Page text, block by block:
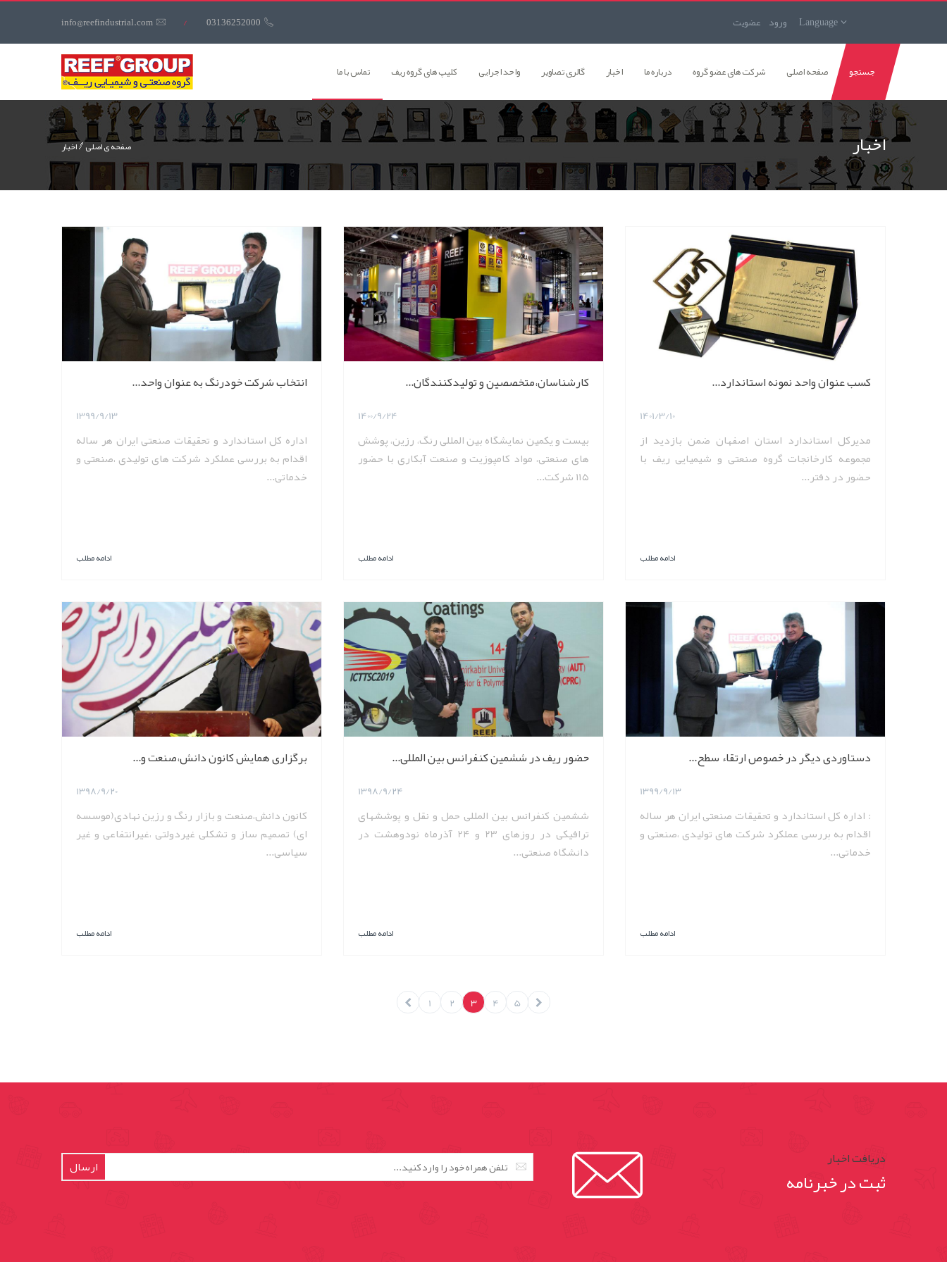
info@reefindustrial.com / 03136252000 عضويت ورود Language
منوی
کاربری
جستجو صفحه اصلی شرکت های عضو گروه درباره ما اخبار گالری تصاوير واحد اجرایی کلیپ های گروه ریف تماس با ما
صفحه ی اصلی اخبار اخبار
کسب عنوان واحد نمونه استاندارد...
1401/3/10
مدیرکل استاندارد استان اصفهان ضمن بازدید از
مجموعه کارخانجات گروه صنعتی و شیمیایی ریف با
حضور در دفتر...
ادامه مطلب
کارشناسان،متخصصین و تولیدکنندگان...
1400/9/24
بیست و یکمین نمایشگاه بین المللی رنگ، رزین، پوشش
های صنعتی، مواد کامپوزیت و صنعت آبکاری با حضور
۱۱۵ شرکت...
ادامه مطلب
انتخاب شرکت خودرنگ به عنوان واحد...
1399/9/13
اداره کل استاندارد و تحقیقات صنعتی ایران هر ساله
اقدام به بررسی عملکرد شرکت های تولیدی ،صنعتی و
خدماتی...
ادامه مطلب
دستاوردی دیگر در خصوص ارتقاء سطح...
1399/9/13
: اداره کل استاندارد و تحقیقات صنعتی ایران هر ساله
اقدام به بررسی عملکرد شرکت های تولیدی ،صنعتی و
خدماتی...
ادامه مطلب
حضور ریف در ششمین کنفرانس بین المللی...
1398/9/24
ششمین کنفرانس بین المللی حمل و نقل و پوششهای
ترافیکی در روزهای 23 و 24 آذرماه نودوهشت در
دانشگاه صنعتی...
ادامه مطلب
برگزاری همایش کانون دانش،صنعت و...
1398/9/20
کانون دانش،صنعت و بازار رنگ و رزین نهادی(موسسه
ای) تصمیم ساز و تشکلی غیردولتی ،غیرانتفاعی و غیر
سیاسی...
ادامه مطلب
1 2 3 4 5
دریافت اخبار
ثبت در خبرنامه ارسال